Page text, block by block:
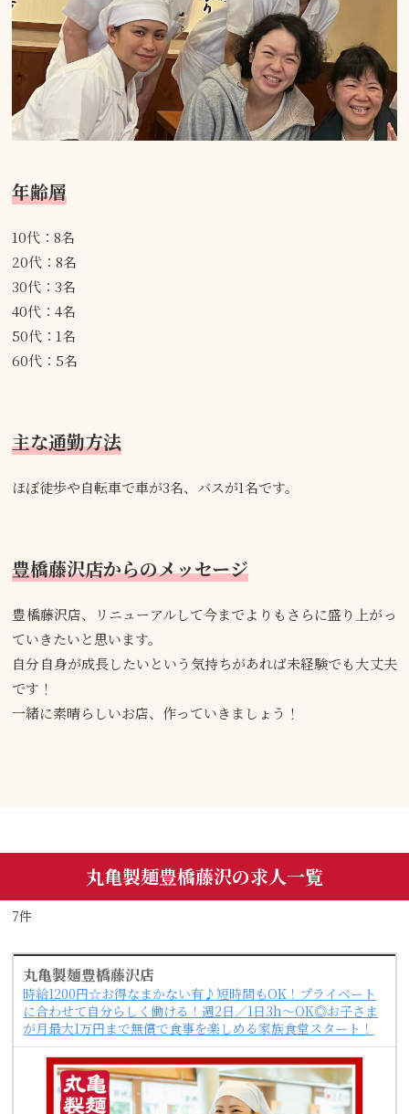
年齢層
10代：8名
20代：8名
30代：3名
40代：4名
50代：1名
60代：5名
主な通勤方法
ほぼ徒歩や自転車で車が3名、バスが1名です。
豊橋藤沢店からのメッセージ
豊橋藤沢店、リニューアルして今までよりもさらに盛り上がっ
ていきたいと思います。
自分自身が成長したいという気持ちがあれば未経験でも大丈夫
です！
一緒に素晴らしいお店、作っていきましょう！
丸亀製麺豊橋藤沢の求人一覧
7件
丸亀製麺豊橋藤沢店
時給1200円☆お得なまかない有♪短時間もOK！プライベート
に合わせて自分らしく働ける！週2日／1日3h～OK◎お子さま
が月最大1万円まで無償で食事を楽しめる家族食堂スタート！